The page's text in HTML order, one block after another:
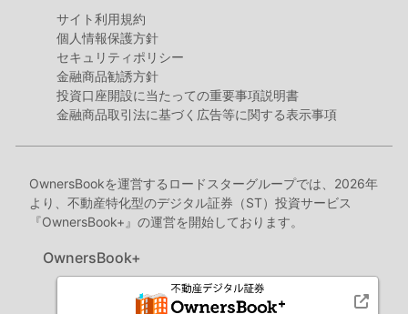
サイト利用規約
個人情報保護方針
セキュリティポリシー
金融商品勧誘方針
投資口座開設に当たっての重要事項説明書
金融商品取引法に基づく広告等に関する表示事項
OwnersBookを運営するロードスターグループでは、2026年
より、不動産特化型のデジタル証券（ST）投資サービス
『OwnersBook+』の運営を開始しております。
OwnersBook+